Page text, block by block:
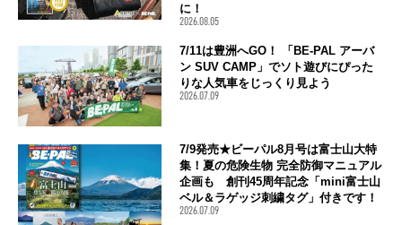
に！
2026.08.05
7/11は豊洲へGO！ 「BE-PAL アーバ
ン SUV CAMP」でソト遊びにぴった
りな人気車をじっくり見よう
2026.07.09
7/9発売★ビーパル8月号は富士山大特
集！夏の危険生物 完全防御マニュアル
企画も 創刊45周年記念「mini富士山
ベル＆ラゲッジ刺繍タグ」付きです！
2026.07.09